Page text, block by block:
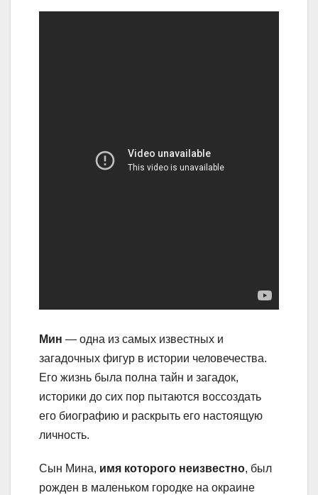
Мин — одна из самых известных и
загадочных фигур в истории человечества.
Его жизнь была полна тайн и загадок,
историки до сих пор пытаются воссоздать
его биографию и раскрыть его настоящую
личность.
Сын Мина, имя которого неизвестно, был
рожден в маленьком городке на окраине